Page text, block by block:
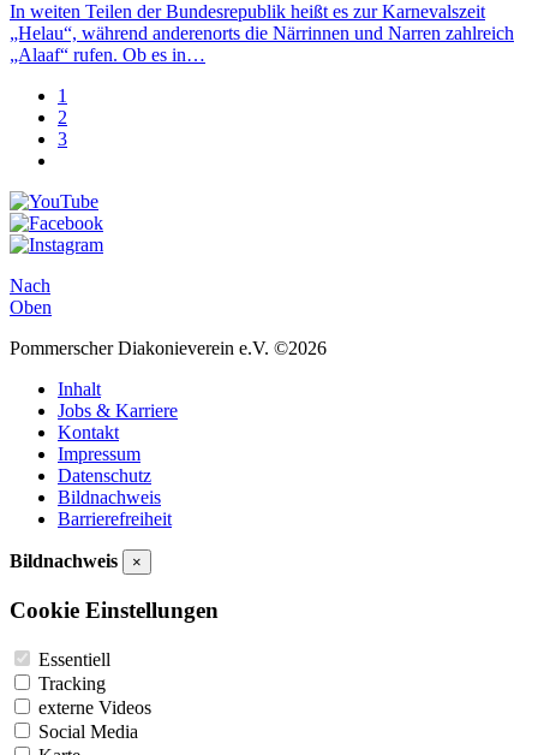
In weiten Teilen der Bundesrepublik heißt es zur Karnevalszeit
„Helau“, während anderenorts die Närrinnen und Narren zahlreich
„Alaaf“ rufen. Ob es in…
1
2
3
Nach
Oben
Pommerscher Diakonieverein e.V. ©2026
Inhalt
Jobs & Karriere
Kontakt
Impressum
Datenschutz
Bildnachweis
Barrierefreiheit
Bildnachweis ×
Cookie Einstellungen
Essentiell
Tracking
externe Videos
Social Media